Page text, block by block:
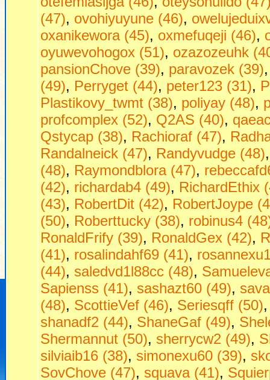
(47), ovohiyuyune (46),
oxanikewora (45), oxmefuqeji (46),
oyuwevohogox (51), ozazozeuhk
pansionChove (39), paravozek (39)
(49), Perryget (44), peter123 (31),
Plastikovy_twmt (38), poliyay (48),
profcomplex (52), Q2AS (40),
Qstycap (38), Rachioraf (47),
Randalneick (47), Randyvudge (48)
(48), Raymondblora (47),
(42), richardab4 (49), RichardEthix
(43), RobertDit (42), RobertJoype
(50), Roberttucky (38), robinus4
RonaldFrify (39), RonaldGex (42),
(41), rosalindahf69 (41),
(44), saledvd1l88cc (48),
Sapienss (41), sashazt60 (49),
(48), ScottieVef (46), Seriesqff (50)
shanadf2 (44), ShaneGaf (49),
Shermannut (50), sherrycw2 (49),
silviaib16 (38), simonexu60 (39),
SovChove (47), squava (41),